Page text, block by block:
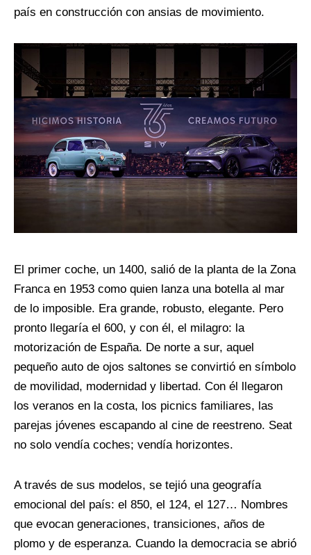
país en construcción con ansias de movimiento.
El primer coche, un 1400, salió de la planta de la Zona
Franca en 1953 como quien lanza una botella al mar
de lo imposible. Era grande, robusto, elegante. Pero
pronto llegaría el 600, y con él, el milagro: la
motorización de España. De norte a sur, aquel
pequeño auto de ojos saltones se convirtió en símbolo
de movilidad, modernidad y libertad. Con él llegaron
los veranos en la costa, los picnics familiares, las
parejas jóvenes escapando al cine de reestreno. Seat
no solo vendía coches; vendía horizontes.
A través de sus modelos, se tejió una geografía
emocional del país: el 850, el 124, el 127… Nombres
que evocan generaciones, transiciones, años de
plomo y de esperanza. Cuando la democracia se abrió